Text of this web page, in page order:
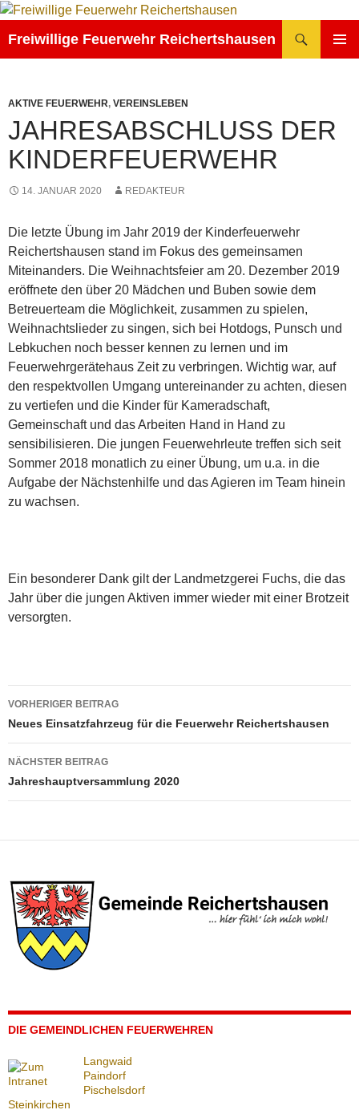
Zum
springen
Freiwillige Feuerwehr Reichertshausen
AKTIVE FEUERWEHR, VEREINSLEBEN
JAHRESABSCHLUSS DER
KINDERFEUERWEHR
14. JANUAR 2020 REDAKTEUR
Die letzte Übung im Jahr 2019 der Kinderfeuerwehr
Reichertshausen stand im Fokus des gemeinsamen
Miteinanders. Die Weihnachtsfeier am 20. Dezember 2019
eröffnete den über 20 Mädchen und Buben sowie dem
Betreuerteam die Möglichkeit, zusammen zu spielen,
Weihnachtslieder zu singen, sich bei Hotdogs, Punsch und
Lebkuchen noch besser kennen zu lernen und im
Feuerwehrgerätehaus Zeit zu verbringen. Wichtig war, auf
den respektvollen Umgang untereinander zu achten, diesen
zu vertiefen und die Kinder für Kameradschaft,
Gemeinschaft und das Arbeiten Hand in Hand zu
sensibilisieren. Die jungen Feuerwehrleute treffen sich seit
Sommer 2018 monatlich zu einer Übung, um u.a. in die
Aufgabe der Nächstenhilfe und das Agieren im Team hinein
zu wachsen.
Ein besonderer Dank gilt der Landmetzgerei Fuchs, die das
Jahr über die jungen Aktiven immer wieder mit einer Brotzeit
versorgten.
Beitragsnavigation
VORHERIGER BEITRAG
Neues Einsatzfahrzeug für die Feuerwehr Reichertshausen
NÄCHSTER BEITRAG
Jahreshauptversammlung 2020
DIE GEMEINDLICHEN FEUERWEHREN
Langwaid
Paindorf
Pischelsdorf
Steinkirchen